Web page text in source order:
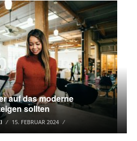
auf das moderne
sollten
15. FEBRUAR 2024